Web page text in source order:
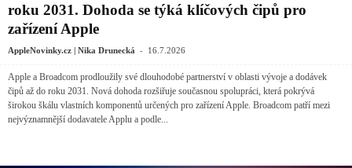
roku 2031. Dohoda se týká klíčových čipů pro
zařízení Apple
AppleNovinky.cz | Nika Drunecká - 16.7.2026
Apple a Broadcom prodloužily své dlouhodobé partnerství v oblasti vývoje a dodávek
čipů až do roku 2031. Nová dohoda rozšiřuje současnou spolupráci, která pokrývá
širokou škálu vlastních komponentů určených pro zařízení Apple. Broadcom patří mezi
nejvýznamnější dodavatele Applu a podle...